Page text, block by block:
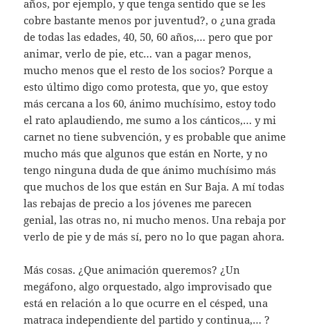
años, por ejemplo, y que tenga sentido que se les
cobre bastante menos por juventud?, o ¿una grada
de todas las edades, 40, 50, 60 años,… pero que por
animar, verlo de pie, etc… van a pagar menos,
mucho menos que el resto de los socios? Porque a
esto último digo como protesta, que yo, que estoy
más cercana a los 60, ánimo muchísimo, estoy todo
el rato aplaudiendo, me sumo a los cánticos,… y mi
carnet no tiene subvención, y es probable que anime
mucho más que algunos que están en Norte, y no
tengo ninguna duda de que ánimo muchísimo más
que muchos de los que están en Sur Baja. A mí todas
las rebajas de precio a los jóvenes me parecen
genial, las otras no, ni mucho menos. Una rebaja por
verlo de pie y de más sí, pero no lo que pagan ahora.
Más cosas. ¿Que animación queremos? ¿Un
megáfono, algo orquestado, algo improvisado que
está en relación a lo que ocurre en el césped, una
matraca independiente del partido y continua,… ?